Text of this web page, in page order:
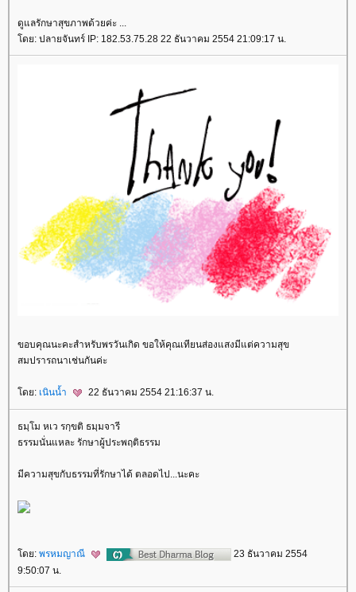
ดูแลรักษาสุขภาพด้วยค่ะ ...
ดย: ปลายจันทร์ IP: 182.53.75.28 22 ธันวาคม 2554 21:09:17 น.
ขอบคุณนะคะสำหรับพรวันเกิด ขอให้คุณเทียนส่องแสงมีแต่ความสุข
สมปรารถนาเช่นกันค่ะ
ดย: เนินน้ำ 22 ธันวาคม 2554 21:16:37 น.
ธมฺโม หเว รกฺขติ ธมฺมจารี
ธรรมนั่นแหละ รักษาผู้ประพฤติธรรม
มีความสุขกับธรรมที่รักษาได้ ตลอดไป...นะคะ
ดย: พรหมญาณี
23 ธันวาคม 2554
9:50:07 น.